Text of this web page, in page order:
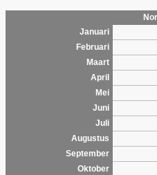
Januari
Februari
Maart
April
Mei
Juni
Juli
Augustus
September
Oktober